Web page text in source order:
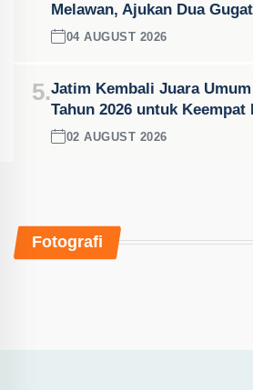
Melawan, Ajukan Dua
04 AUGUST 2026
5.Jatim Kembali Juara
Tahun 2026 untuk Keempat
02 AUGUST 2026
Fotografi